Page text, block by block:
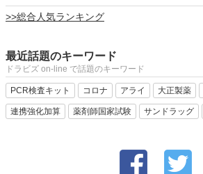
>>総合人気ランキング
最近話題のキーワード
ドラビズ on-line で話題のキーワード
PCR検査キット コロナ アライ 大正製薬
連携強化加算 薬剤師国家試験 サンドラッグ